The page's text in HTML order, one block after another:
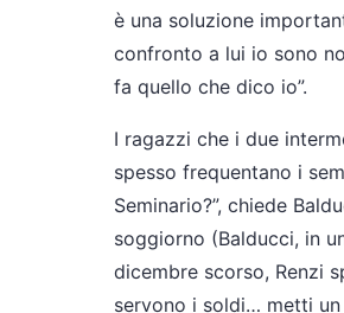
è una soluzione
confronto a lui io sono
fa quello che dico io”.
I ragazzi che i due
spesso frequentano i
Seminario?”, chiede
soggiorno (Balducci, in
dicembre scorso, Renzi
servono i soldi… metti